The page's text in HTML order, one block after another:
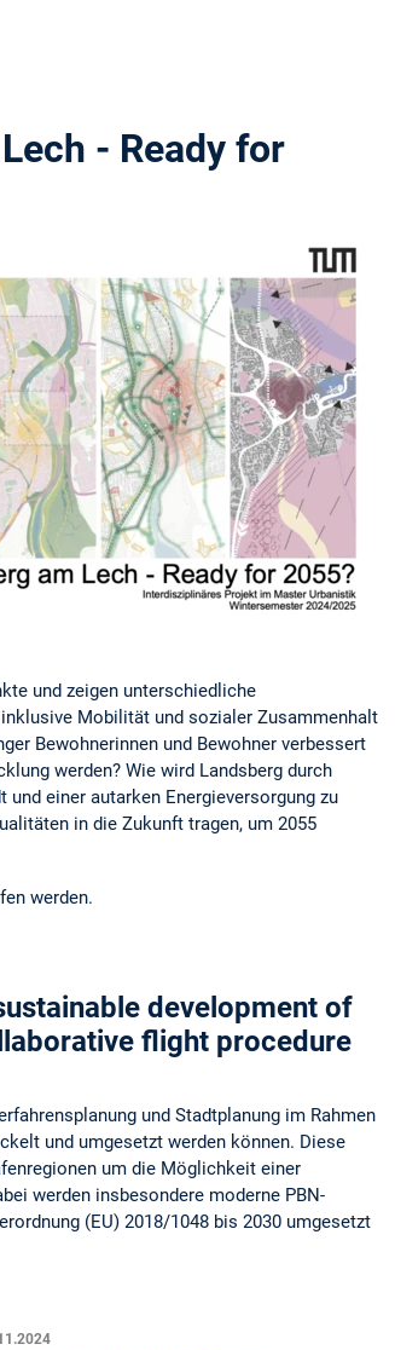
- Ready for
und zeigen unterschiedliche
Mobilität und sozialer Zusammenhalt
Bewohnerinnen und Bewohner verbessert
werden? Wie wird Landsberg durch
einer autarken Energieversorgung zu
in die Zukunft tragen, um 2055
werden.
development of
flight procedure
und Stadtplanung im Rahmen
und umgesetzt werden können. Diese
um die Möglichkeit einer
werden insbesondere moderne PBN-
(EU) 2018/1048 bis 2030 umgesetzt